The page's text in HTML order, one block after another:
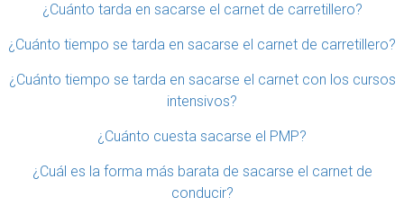
¿Cuánto tarda en sacarse el carnet de carretillero?
¿Cuánto tiempo se tarda en sacarse el carnet de carretillero?
¿Cuánto tiempo se tarda en sacarse el carnet con los cursos
intensivos?
¿Cuánto cuesta sacarse el PMP?
¿Cuál es la forma más barata de sacarse el carnet de
conducir?